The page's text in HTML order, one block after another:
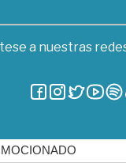
a nuestras